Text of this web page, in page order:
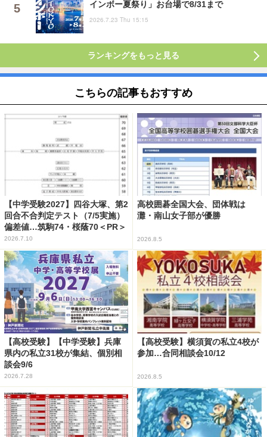
インボー夏祭り」お台場で8/31まで
2026.7.23 Thu 15:15
ランキングをもっと見る
こちらの記事もおすすめ
【中学受験2027】四谷大塚、第2
回合不合判定テスト（7/5実施）
偏差値…筑駒74・桜蔭70＜PR＞
2026.7.10
高校囲碁全国大会、団体戦は
灘・南山女子部が優勝
2026.8.5
【高校受験】【中学受験】兵庫
県内の私立31校が集結、個別相
談会9/6
2026.7.28
【高校受験】横須賀の私立4校が
参加…合同相談会10/12
2026.8.5